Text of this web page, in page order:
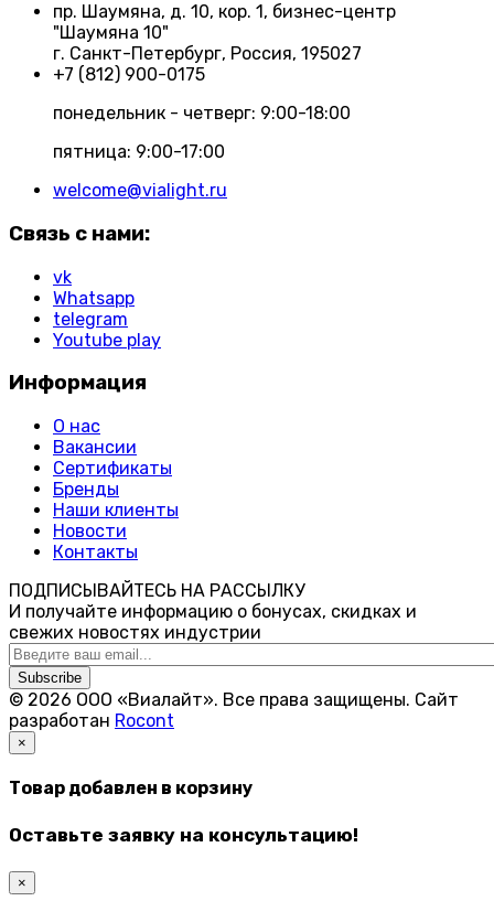
пр. Шаумяна, д. 10, кор. 1, бизнес-центр
"Шаумяна 10"
г. Санкт-Петербург, Россия, 195027
+7 (812) 900-0175
понедельник - четверг: 9:00-18:00
пятница: 9:00-17:00
welcome@vialight.ru
Связь с нами:
vk
Whatsapp
telegram
Youtube play
Информация
О нас
Вакансии
Сертификаты
Бренды
Наши клиенты
Новости
Контакты
ПОДПИСЫВАЙТЕСЬ НА РАССЫЛКУ
И получайте информацию о бонусах, скидках и
свежих новостях индустрии
Subscribe
© 2026 ООО «Виалайт». Все права защищены. Cайт
разработан Rocont
×
Товар добавлен в корзину
Оставьте заявку на консультацию!
×